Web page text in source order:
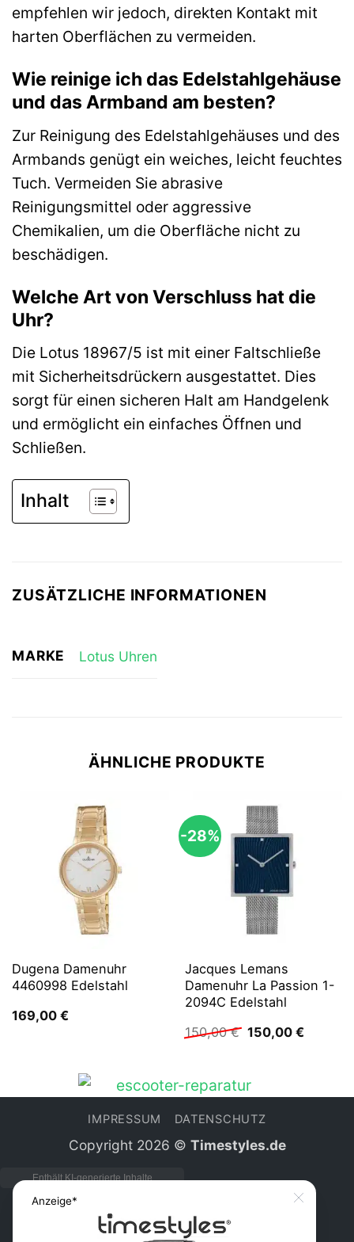
empfehlen wir jedoch, direkten Kontakt mit
harten Oberflächen zu vermeiden.
Wie reinige ich das Edelstahlgehäuse
und das Armband am besten?
Zur Reinigung des Edelstahlgehäuses und des
Armbands genügt ein weiches, leicht feuchtes
Tuch. Vermeiden Sie abrasive
Reinigungsmittel oder aggressive
Chemikalien, um die Oberfläche nicht zu
beschädigen.
Welche Art von Verschluss hat die
Uhr?
Die Lotus 18967/5 ist mit einer Faltschließe
mit Sicherheitsdrückern ausgestattet. Dies
sorgt für einen sicheren Halt am Handgelenk
und ermöglicht ein einfaches Öffnen und
Schließen.
Inhalt
ZUSÄTZLICHE INFORMATIONEN
MARKE Lotus Uhren
ÄHNLICHE PRODUKTE
Dugena Damenuhr
4460998 Edelstahl
169,00 €
-28%
Jacques Lemans
Damenuhr La Passion 1-
2094C Edelstahl
150,00€ Ursprünglicher
Preis
150,00 €
IMPRESSUM DATENSCHUTZ
Copyright 2026 © Timestyles.de
Anzeige* Close